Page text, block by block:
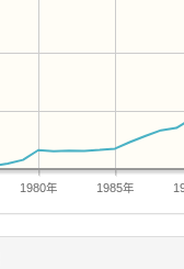
1980年 1985年